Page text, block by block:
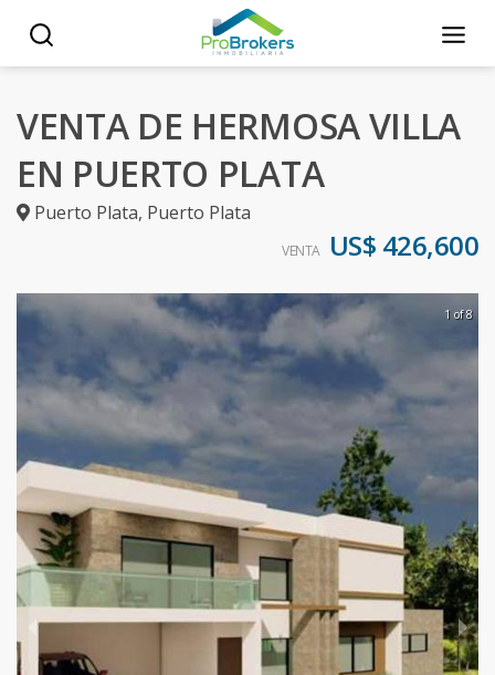
VENTA DE HERMOSA VILLA
EN PUERTO PLATA
Puerto Plata, Puerto Plata
VENTA US$ 426,600
1 of 8